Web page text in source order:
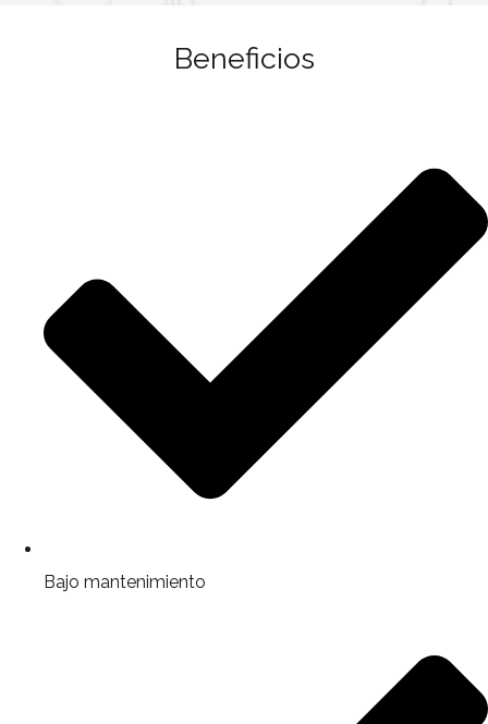
Beneficios
Bajo mantenimiento